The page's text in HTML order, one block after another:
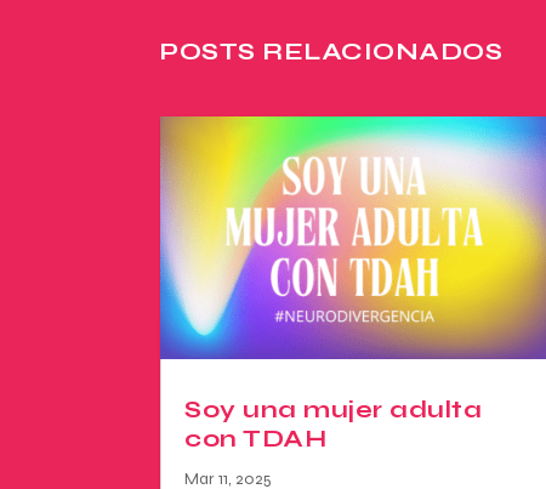
POSTS RELACIONADOS
Soy una mujer adulta
con TDAH
Mar 11, 2025